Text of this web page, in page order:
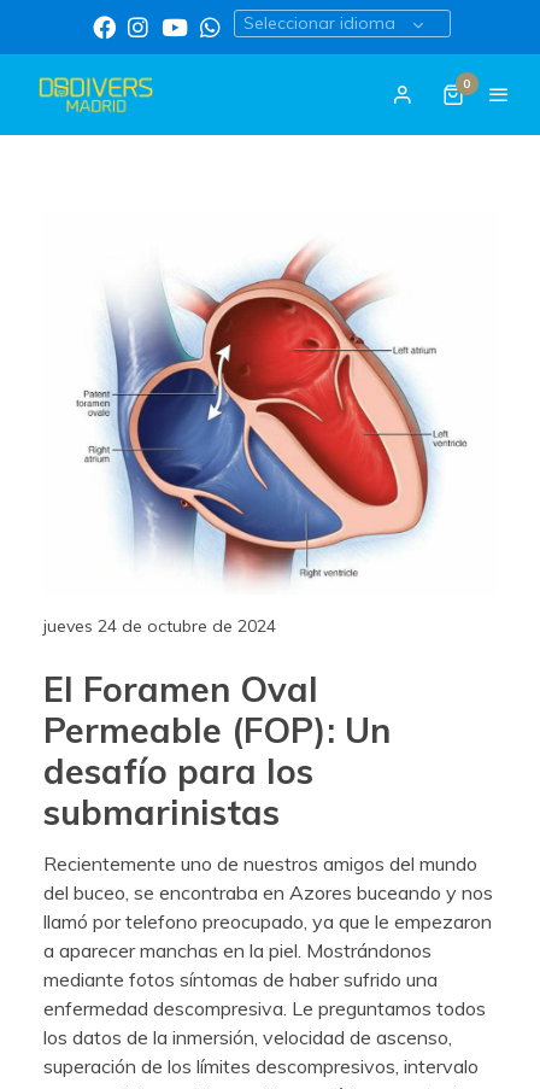
Seleccionar idioma
0
jueves 24 de octubre de 2024
El Foramen Oval
Permeable (FOP): Un
desafío para los
submarinistas
Recientemente uno de nuestros amigos del mundo
del buceo, se encontraba en Azores buceando y nos
llamó por telefono preocupado, ya que le empezaron
a aparecer manchas en la piel. Mostrándonos
mediante fotos síntomas de haber sufrido una
enfermedad descompresiva. Le preguntamos todos
los datos de la inmersión, velocidad de ascenso,
superación de los límites descompresivos, intervalo